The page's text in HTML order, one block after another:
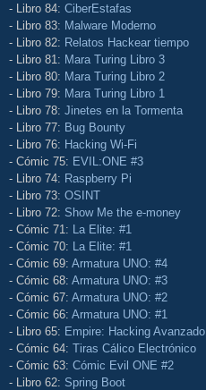
- Libro 84: CiberEstafas
- Libro 83: Malware Moderno
- Libro 82: Relatos Hackear tiempo
- Libro 81: Mara Turing Libro 3
- Libro 80: Mara Turing Libro 2
- Libro 79: Mara Turing Libro 1
- Libro 78: Jinetes en la Tormenta
- Libro 77: Bug Bounty
- Libro 76: Hacking Wi-Fi
- Cómic 75: EVIL:ONE #3
- Libro 74: Raspberry Pi
- Libro 73: OSINT
- Libro 72: Show Me the e-money
- Cómic 71: La Elite: #1
- Cómic 70: La Elite: #1
- Cómic 69: Armatura UNO: #4
- Cómic 68: Armatura UNO: #3
- Cómic 67: Armatura UNO: #2
- Cómic 66: Armatura UNO: #1
- Libro 65: Empire: Hacking Avanzado
- Cómic 64: Tiras Cálico Electrónico
- Cómic 63: Cómic Evil ONE #2
- Libro 62: Spring Boot